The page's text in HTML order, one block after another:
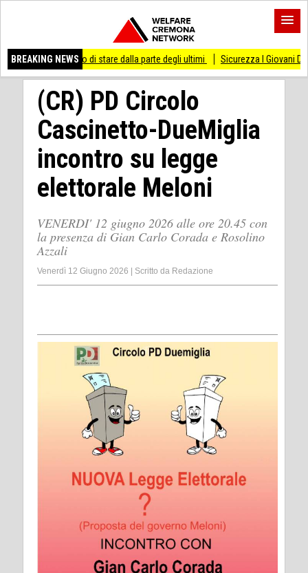
BREAKING NEWS
di stare dalla parte degli ultimi Sicurezza I Giovani Democratici
(CR) PD Circolo
Cascinetto-DueMiglia
incontro su legge
elettorale Meloni
VENERDI' 12 giugno 2026 alle ore 20.45 con
la presenza di Gian Carlo Corada e Rosolino
Azzali
Venerdì 12 Giugno 2026 Scritto da Redazione